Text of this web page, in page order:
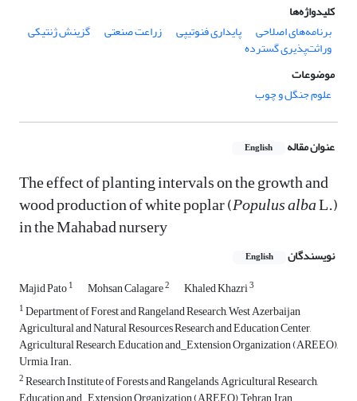
کلیدواژه‌ها
برنامه‌های اصلاحی
پایداری فنوتیپی زراعت صنعتی گزینش ژنتیکی
وراثت‌پذیری گسترده
موضوعات
علوم جنگل و چوب
عنوان مقاله English
The effect of planting intervals on the growth and
wood production of white poplar (Populus albaL.)
in the Mahabad nursery
نویسندگان English
Majid Pato1 Mohsan Calagare2 Khaled Khazri3
1Department of Forest and Rangeland Research, West Azerbaijan
Agricultural and Natural Resources Research and Education Center,
Agricultural Research, Education and_Extension Organization (AREEO),
Urmia, Iran.
2Research Institute of Forests and Rangelands, Agricultural Research,